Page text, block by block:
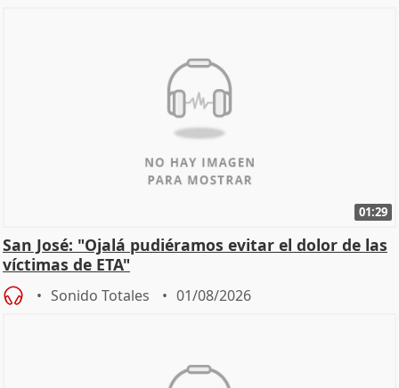
01:29
San José: "Ojalá pudiéramos evitar el dolor de las
víctimas de ETA"
Sonido Totales 01/08/2026